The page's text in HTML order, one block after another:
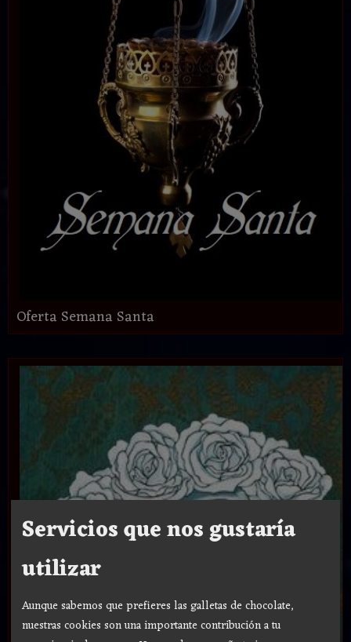
Oferta Semana Santa
Servicios que nos gustaría
utilizar
Aunque sabemos que prefieres las galletas de chocolate,
nuestras cookies son una importante contribución a tu